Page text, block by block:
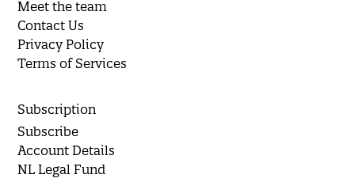
Meet the team
Contact Us
Privacy Policy
Terms of Services
Subscription
Subscribe
Account Details
NL Legal Fund